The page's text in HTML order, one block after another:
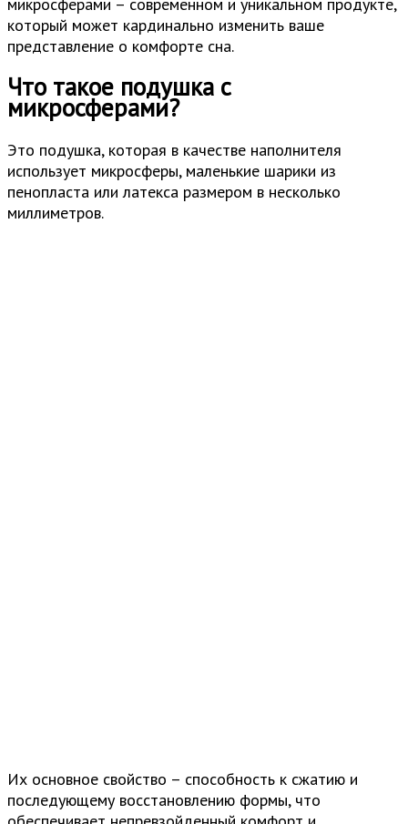
который может кардинально изменить ваше
представление о комфорте сна.
Что такое подушка с
микросферами?
Это подушка, которая в качестве наполнителя
использует микросферы, маленькие шарики из
пенопласта или латекса размером в несколько
миллиметров.
Их основное свойство – способность к сжатию и
последующему восстановлению формы, что